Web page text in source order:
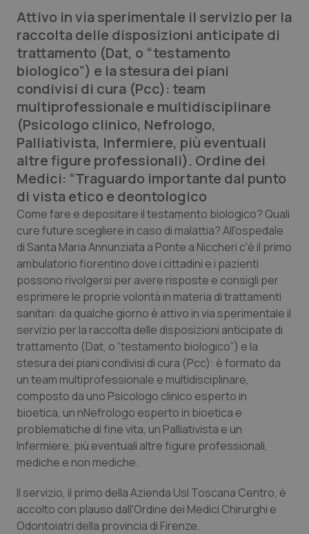
Lettere al direttore
Edizioni Regionali
QS Pro
Professionisti Sanitari.AI
Abruzzo
Basilicata
Calabria
Campania
Emilia-Romagna
Friuli Venezia Giulia
Lazio
Liguria
Lombardia
Molise
QS Pro Gold
Artrite & artrosi
Asma & BPCO
Car-T
Colesterolo & coronaropatie
Dermatite Atopica
Diabete & glucometri
Disturbi dell’umore
Dolore
Epatiti
QS Club Newsletter
Attivo in via sperimentale il servizio per la
raccolta delle disposizioni anticipate di
trattamento (Dat, o “testamento
biologico”) e la stesura dei piani
condivisi di cura (Pcc): team
multiprofessionale e multidisciplinare
(Psicologo clinico, Nefrologo,
Palliativista, Infermiere, più eventuali
altre figure professionali). Ordine dei
Medici: “Traguardo importante dal punto
di vista etico e deontologico
Come fare e depositare il testamento biologico? Quali
cure future scegliere in caso di malattia? All'ospedale
di Santa Maria Annunziata a Ponte a Niccheri c'è il primo
ambulatorio fiorentino dove i cittadini e i pazienti
possono rivolgersi per avere risposte e consigli per
esprimere le proprie volontà in materia di trattamenti
sanitari: da qualche giorno è attivo in via sperimentale il
servizio per la raccolta delle disposizioni anticipate di
trattamento (Dat, o “testamento biologico”) e la
stesura dei piani condivisi di cura (Pcc): è formato da
un team multiprofessionale e multidisciplinare,
composto da uno Psicologo clinico esperto in
bioetica, un nNefrologo esperto in bioetica e
problematiche di fine vita, un Palliativista e un
Infermiere, più eventuali altre figure professionali,
mediche e non mediche.
Il servizio, il primo della Azienda Usl Toscana Centro, è
accolto con plauso dall'Ordine dei Medici Chirurghi e
Odontoiatri della provincia di Firenze.